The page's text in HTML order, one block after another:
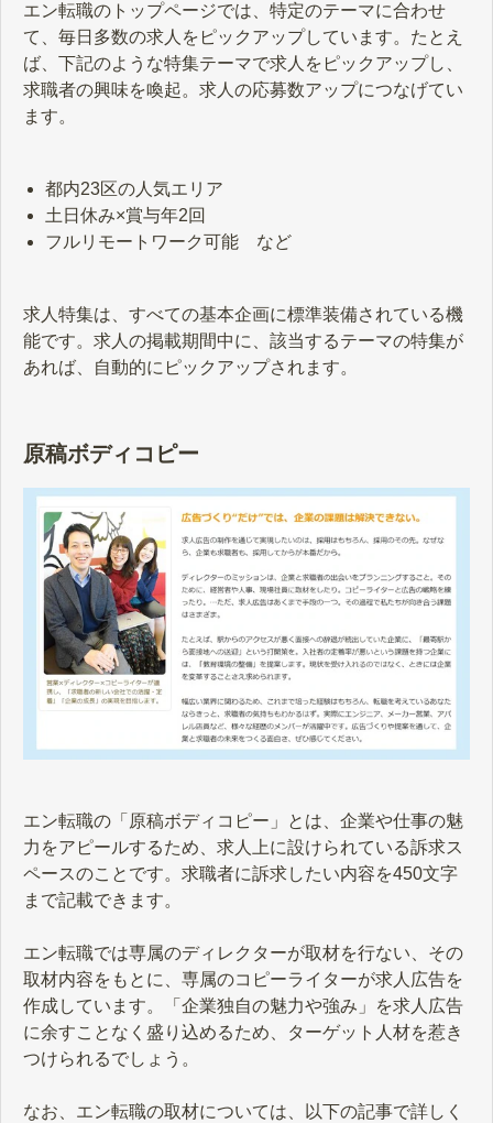
エン転職のトップページでは、特定のテーマに合わせ
て、毎日多数の求人をピックアップしています。たとえ
ば、下記のような特集テーマで求人をピックアップし、
求職者の興味を喚起。求人の応募数アップにつなげてい
ます。
都内23区の人気エリア
土日休み×賞与年2回
フルリモートワーク可能 など
求人特集は、すべての基本企画に標準装備されている機
能です。求人の掲載期間中に、該当するテーマの特集が
あれば、自動的にピックアップされます。
原稿ボディコピー
エン転職の「原稿ボディコピー」とは、企業や仕事の魅
力をアピールするため、求人上に設けられている訴求ス
ペースのことです。求職者に訴求したい内容を450文字
まで記載できます。
エン転職では専属のディレクターが取材を行ない、その
取材内容をもとに、専属のコピーライターが求人広告を
作成しています。「企業独自の魅力や強み」を求人広告
に余すことなく盛り込めるため、ターゲット人材を惹き
つけられるでしょう。
なお、エン転職の取材については、以下の記事で詳しく